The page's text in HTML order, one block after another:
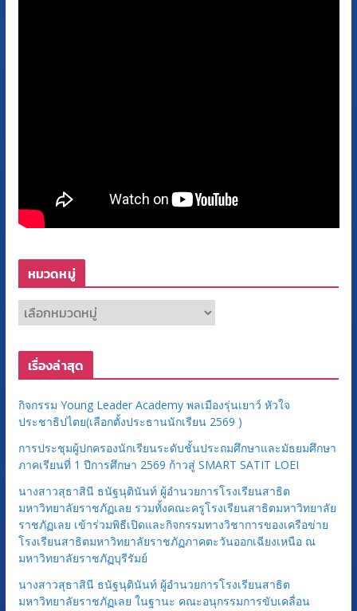
หมวดหมู่
ม
ว
มู่
เรื่องล่าสุด
กิจกรรม Young Leader Academy พลเมืองรุ่นเยาว์ หัวใจ
ประชาธิปไตย(เลือกตั้งประธานนักเรียน 2569 )
การประชุมผู้ปกครองนักเรียนระดับชั้นประถมศึกษาและมัธยมศึกษา
ภาคเรียนที่ 1 ปีการศึกษา 2569 ก้าวสู่ SMART SATIT LOEI
นางสาวสุธาสินี ธนัฐนุตินันท์ ผู้อำนวยการโรงเรียนสาธิต
มหาวิทยาลัยราชภัฏเลย รวมทั้งคณะครูโรงเรียนสาธิตมหาวิทยาลัย
ราชภัฏเลย เข้าร่วมพิธีเปิดและกิจกรรมทางวิชาการของเครือข่าย
โรงเรียนสาธิตมหาวิทยาลัยราชภัฏภาคตะวันออกเฉียงเหนือ ณ
มหาวิทยาลัยราชภัฏบุรีรัมย์
นางสาวสุธาสินี ธนัฐนุตินันท์ ผู้อำนวยการโรงเรียนสาธิต
มหาวิทยาลัยราชภัฏเลย ในฐานะ คณะอนุกรรมการขับเคลื่อน